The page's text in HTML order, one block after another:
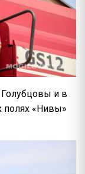
и в
«Нивы»